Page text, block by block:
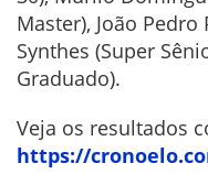
Master), João Pedro
Synthes (Super
Graduado).
Veja os resultados
https://